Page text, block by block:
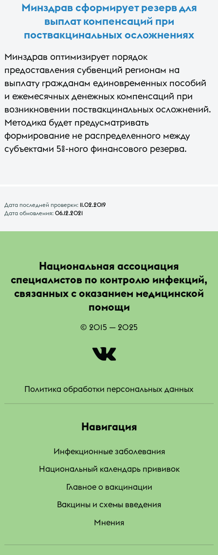
Минздрав сформирует резерв для
выплат компенсаций при
поствакцинальных осложнениях
Минздрав оптимизирует порядок
предоставления субвенций регионам на
выплату гражданам единовременных пособий
и ежемесячных денежных компенсаций при
возникновении поствакцинальных осложнений.
Методика будет предусматривать
формирование не распределенного между
субъектами 5%-ного финансового резерва.
Дата последней проверки: 11.02.2019
Дата обновления: 06.12.2021
Национальная ассоциация
специалистов по контролю инфекций,
связанных с оказанием медицинской
помощи
© 2015 — 2025
|
Политика обработки персональных данных
Навигация
Инфекционные заболевания
Национальный календарь прививок
Главное о вакцинации
Вакцины и схемы введения
Мнения